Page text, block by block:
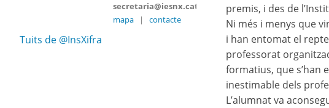
premis, i des de
Ni més i menys que
i han entomat el
professorat
formatius, que s’han
inestimable dels
L’alumnat va
secretaria@iesnx.cat
mapa
| contacte
Tuits de @InsXifra